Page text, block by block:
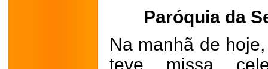
Paróquia da
Na manhã de
teve missa